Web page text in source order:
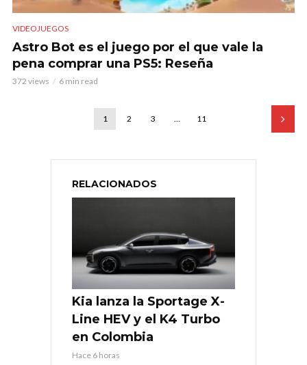
VIDEOJUEGOS
Astro Bot es el juego por el que vale la
pena comprar una PS5: Reseña
372 views 6 min read
1 2 3 … 11
RELACIONADOS
Kia lanza la Sportage X-
Line HEV y el K4 Turbo
en Colombia
Hace 6 horas